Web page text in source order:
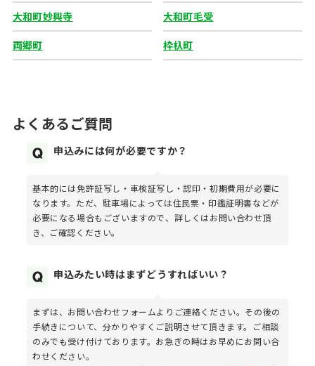
大和町妙興寺 大和町毛受
両郷町 枠杁町
よくあるご質問
申込みには何が必要ですか？
基本的には免許証写し・車検証写し・認印・初期費用が必要に
なります。ただ、駐車場によっては住民票・印鑑証明書などが
必要になる場合もございますので、詳しくはお問い合わせ頂
き、ご確認ください。
申込みたい時はまずどうすればいい？
まずは、お問い合わせフォームよりご連絡ください。その後の
手続きについて、分かりやすくご説明させて頂きます。ご相談
のみでも受け付けております。お急ぎの時はお早めにお問い合
わせください。